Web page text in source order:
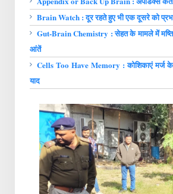
Brain Watch : दूर रहते हुए भी एक दूसरे को
Gut-Brain Chemistry : सेहत के मामले में
आंतें
Cells Too Have Memory : कोशिकाएं मर्ज
याद